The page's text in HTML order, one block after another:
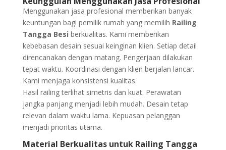
Menggunakan jasa profesional memberikan banyak
keuntungan bagi pemilik rumah yang memilih Railing
Tangga Besi berkualitas. Kami memberikan
kebebasan desain sesuai keinginan klien. Setiap detail
direncanakan dengan matang. Pengerjaan dilakukan
tepat waktu. Koordinasi dengan klien berjalan lancar.
Kami menjaga konsistensi kualitas.
Hasil railing terlihat simetris dan kuat. Perawatan
jangka panjang menjadi lebih mudah. Desain tetap
relevan dalam waktu lama. Kepuasan pelanggan
menjadi prioritas utama.
Material Berkualitas untuk Railing Tangga